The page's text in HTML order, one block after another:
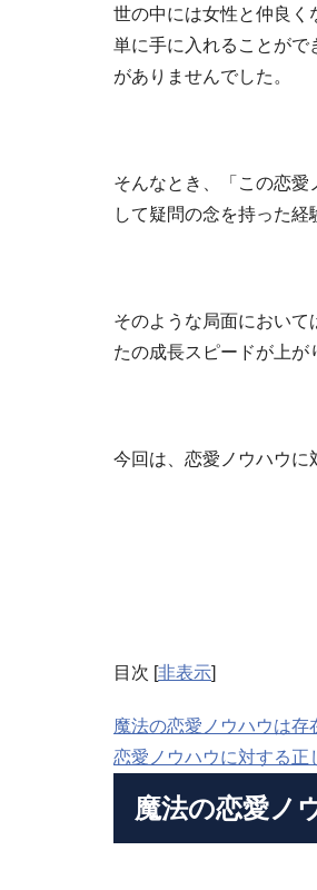
世の中には女性と仲良く
単に手に入れることがで
がありませんでした。
そんなとき、「この恋
して疑問の念を持った経
そのような局面におい
たの成長スピードが上が
今回は、恋愛ノウハウに
目次 [非表示]
魔法の恋愛ノウハウは存
恋愛ノウハウに対する正
魔法の恋愛ノ